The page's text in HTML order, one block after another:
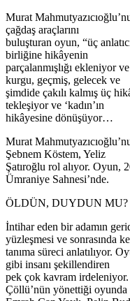
Murat
çağdaş araçlarını
buluşturan oyun, “üç
birliğine hikâyenin
parçalanmışlığı ekleniyor
kurgu, geçmiş, gelecek ve
şimdide çakılı kalmış üç
tekleşiyor ve ‘kadın’ın
hikâyesine dönüşüyor…
Murat
Şebnem Köstem, Yeliz
Şatıroğlu rol alıyor. Oyun,
Ümraniye Sahnesi’nde.
ÖLDÜN, DUYDUN MU?
İntihar eden bir adamın
yüzleşmesi ve sonrasında
tanıma süreci anlatılıyor.
gibi insanı şekillendiren
pek çok kavram
Çöllü’nün yönettiği oyunda